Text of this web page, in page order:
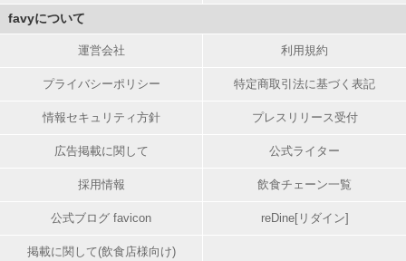
favyについて
運営会社 利用規約
プライバシーポリシー 特定商取引法に基づく表記
情報セキュリティ方針 プレスリリース受付
広告掲載に関して 公式ライター
採用情報 飲食チェーン一覧
公式ブログ favicon reDine[リダイン]
掲載に関して(飲食店様向け)